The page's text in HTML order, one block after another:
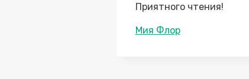
Приятного чтения!
Метки
Мия Флор